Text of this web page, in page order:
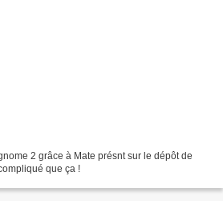
2 grâce à Mate présnt sur le dépôt de
que ça !